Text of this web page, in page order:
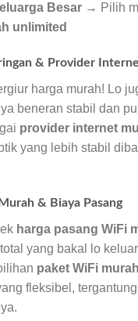
Besar → Pilih
unlimited
& Provider
harga murah! Lo
beneran stabil dan
provider internet
yang lebih stabil
& Biaya Pasang
harga pasang WiFi
yang bakal lo
paket WiFi
fleksibel,